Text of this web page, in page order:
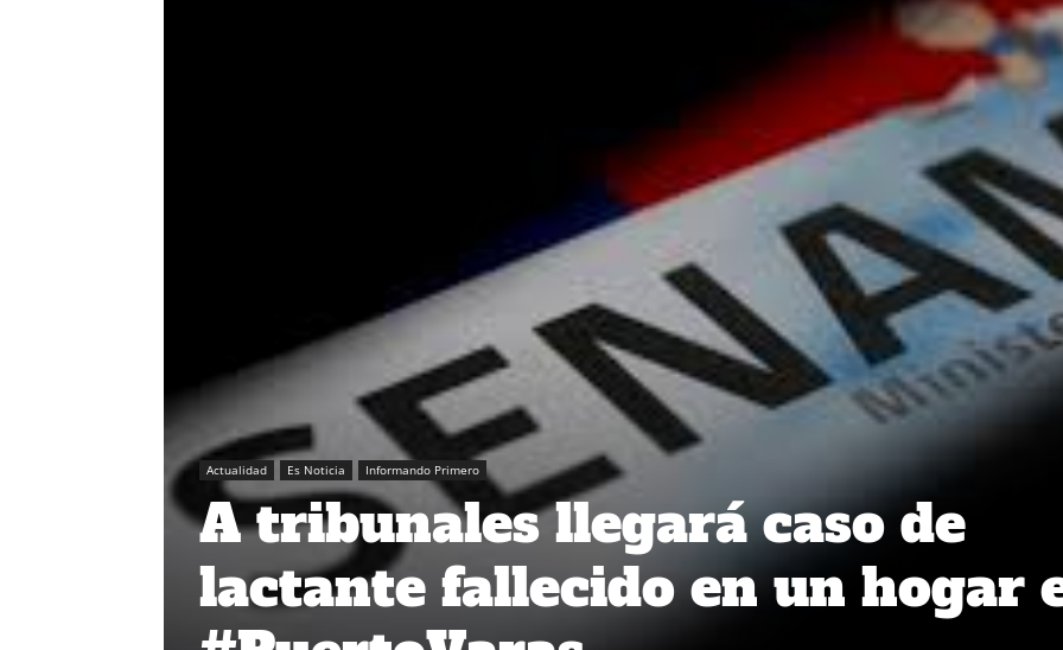
Actualidad Es Noticia Informando Primero
A tribunales llegará caso de
lactante fallecido en un hogar